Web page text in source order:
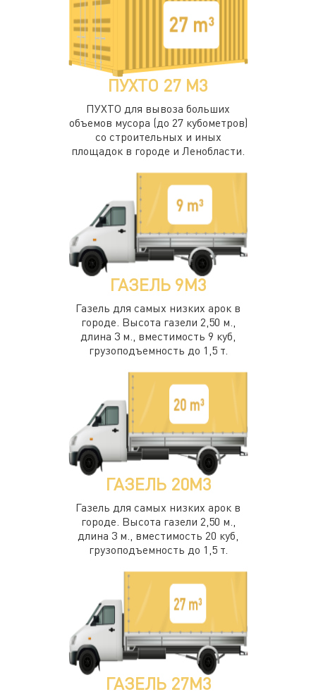
ПУХТО 27 М3
ПУХТО для вывоза больших
объемов мусора (до 27 кубометров)
со строительных и иных
площадок в городе и Ленобласти.
ГАЗЕЛЬ 9М3
Газель для самых низких арок в
городе. Высота газели 2,50 м.,
длина 3 м., вместимость 9 куб,
грузоподъемность до 1,5 т.
ГАЗЕЛЬ 20М3
Газель для самых низких арок в
городе. Высота газели 2,50 м.,
длина 3 м., вместимость 20 куб,
грузоподъемность до 1,5 т.
ГАЗЕЛЬ 27М3